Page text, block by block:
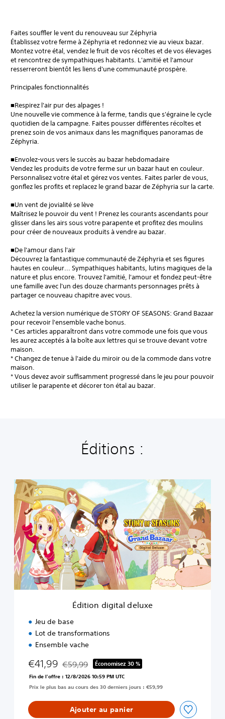
Faites souffler le vent du renouveau sur Zéphyria
Établissez votre ferme à Zéphyria et redonnez vie au vieux bazar.
Montez votre étal, vendez le fruit de vos récoltes et de vos élevages
et rencontrez de sympathiques habitants. L'amitié et l'amour
resserreront bientôt les liens d'une communauté prospère.
Principales fonctionnalités
■Respirez l'air pur des alpages !
Une nouvelle vie commence à la ferme, tandis que s'égraine le cycle
quotidien de la campagne. Faites pousser différentes récoltes et
prenez soin de vos animaux dans les magnifiques panoramas de
Zéphyria.
■Envolez-vous vers le succès au bazar hebdomadaire
Vendez les produits de votre ferme sur un bazar haut en couleur.
Personnalisez votre étal et gérez vos ventes. Faites parler de vous,
gonflez les profits et replacez le grand bazar de Zéphyria sur la carte.
■Un vent de jovialité se lève
Maîtrisez le pouvoir du vent ! Prenez les courants ascendants pour
glisser dans les airs sous votre parapente et profitez des moulins
pour créer de nouveaux produits à vendre au bazar.
■De l'amour dans l'air
Découvrez la fantastique communauté de Zéphyria et ses figures
hautes en couleur... Sympathiques habitants, lutins magiques de la
nature et plus encore. Trouvez l'amitié, l'amour et fondez peut-être
une famille avec l'un des douze charmants personnages prêts à
partager ce nouveau chapitre avec vous.
Achetez la version numérique de STORY OF SEASONS: Grand Bazaar
pour recevoir l'ensemble vache bonus.
* Ces articles apparaîtront dans votre commode une fois que vous
les aurez acceptés à la boîte aux lettres qui se trouve devant votre
maison.
* Changez de tenue à l'aide du miroir ou de la commode dans votre
maison.
* Vous devez avoir suffisamment progressé dans le jeu pour pouvoir
utiliser le parapente et décorer ton étal au bazar.
Éditions :
É
d
i
t
o
n
d
i
g
i
t
Édition digital deluxe
Jeu de base
Lot de transformations
Ensemble vache
€41,99 Remise par rapport au prix d'origine de €59,99
€59,99 Économisez 30 %
Fin de l'offre : 12/8/2026 10:59 PM UTC
Prix le plus bas au cours des 30 derniers jours : €59,99
Ajouter au panier